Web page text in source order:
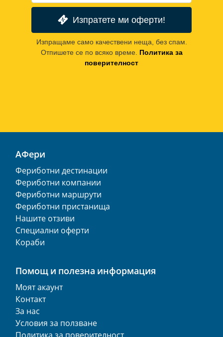
Изпратете ми оферти!
Изпращаме само качествени неща, без спам.
Отпишете се по всяко време. Политика за
поверителност
АФери
Фериботни дестинации
Фериботни компании
Фериботни маршрути
Фериботни пристанища
Нашите отзиви
Специални оферти
Кораби
Помощ и полезна информация
Моят акаунт
Контакт
За нас
Условия за ползване